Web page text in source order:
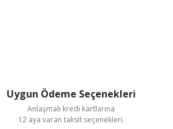
Uygun Ödeme Seçenekleri
Anlaşmalı kredi kartlarına
12 aya varan taksit seçenekleri.